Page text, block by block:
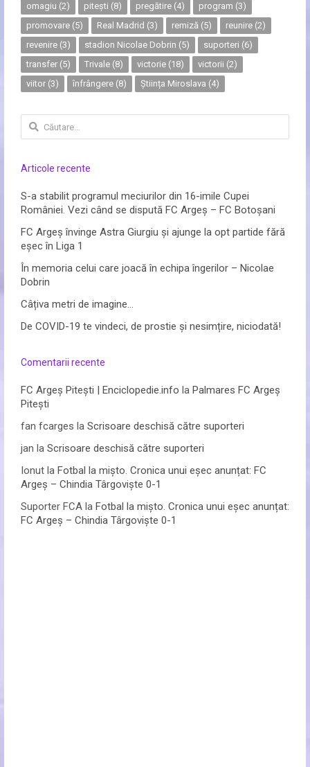
omagiu (2) pitești (8) pregătire(4) program (3)
promovare(5) Real Madrid (3) remiză(5) reunire(2)
revenire(3) stadion Nicolae Dobrin (5) suporteri (6)
transfer(5) Trivale(8) victorie(18) victorii (2)
viitor(3) înfrângere(8) Știința Miroslava (4)
Caută
după:
Articole recente
S-a stabilit programul meciurilor din 16-imile Cupei
României. Vezi când se dispută FC Argeș – FC Botoșani
FC Argeș învinge Astra Giurgiu și ajunge la opt partide fără
eșec în Liga 1
În memoria celui care joacă în echipa îngerilor – Nicolae
Dobrin
Câțiva metri de imagine…
De COVID-19 te vindeci, de prostie și nesimțire, niciodată!
Comentarii recente
FC Argeș Pitești | Enciclopedie.info la Palmares FC Argeș
Pitești
fan fcarges la Scrisoare deschisă către suporteri
jan la Scrisoare deschisă către suporteri
Ionutla Fotbal la mișto. Cronica unui eșec anunțat: FC
Argeș – Chindia Târgoviște 0-1
Suporter FCAla Fotbal la mișto. Cronica unui eșec anunțat:
FC Argeș – Chindia Târgoviște 0-1